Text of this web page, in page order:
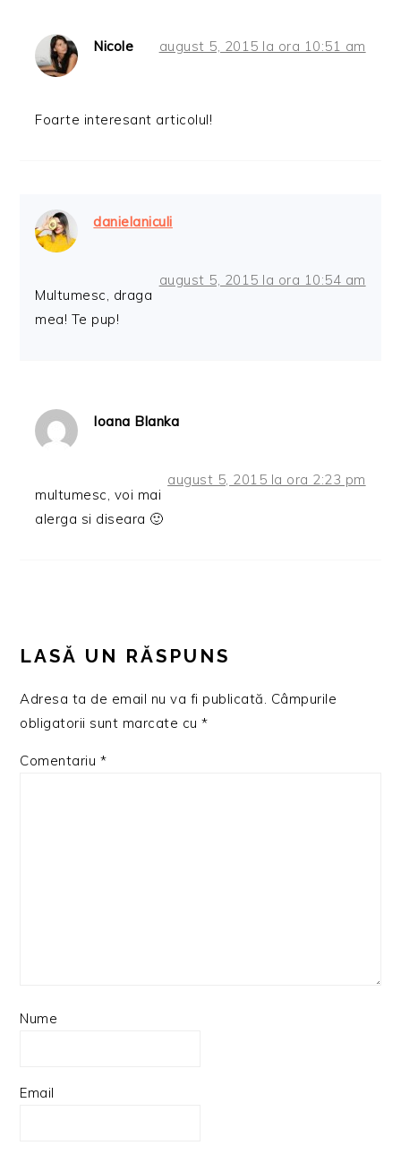
Nicole august 5, 2015 la ora 10:51 am
Foarte interesant articolul!
danielaniculi
august 5, 2015 la ora 10:54 am
Multumesc, draga
mea! Te pup!
Ioana Blanka
august 5, 2015 la ora 2:23 pm
multumesc, voi mai
alerga si diseara 🙂
LASĂ UN RĂSPUNS
Adresa ta de email nu va fi publicată. Câmpurile
obligatorii sunt marcate cu*
Comentariu *
Nume
Email